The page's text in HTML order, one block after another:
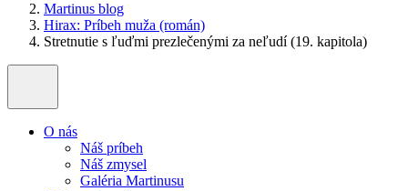
Martinus blog
Hirax: Príbeh muža (román)
Stretnutie s ľuďmi prezlečenými za neľudí (19. kapitola)
O nás
Náš príbeh
Náš zmysel
Galéria Martinusu